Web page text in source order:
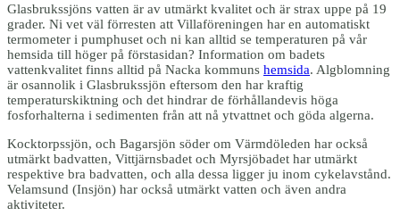
Glasbrukssjöns vatten är av utmärkt kvalitet och är strax uppe på 19
grader. Ni vet väl förresten att Villaföreningen har en automatiskt
termometer i pumphuset och ni kan alltid se temperaturen på vår
hemsida till höger på förstasidan? Information om badets
vattenkvalitet finns alltid på Nacka kommuns hemsida. Algblomning
är osannolik i Glasbrukssjön eftersom den har kraftig
temperaturskiktning och det hindrar de förhållandevis höga
fosforhalterna i sedimenten från att nå ytvattnet och göda algerna.
Kocktorpssjön, och Bagarsjön söder om Värmdöleden har också
utmärkt badvatten, Vittjärnsbadet och Myrsjöbadet har utmärkt
respektive bra badvatten, och alla dessa ligger ju inom cykelavstånd.
Velamsund (Insjön) har också utmärkt vatten och även andra
aktiviteter.